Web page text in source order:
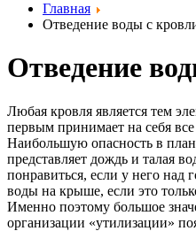
Главная
Отведение воды с
Отведение
Любая кровля является тем
первым принимает на себя
Наибольшую опасность в
представляет дождь и талая
понравиться, если у него над
воды на крыше, если это
Именно поэтому большое
организации «утилизации»